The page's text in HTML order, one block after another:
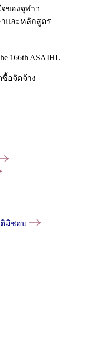
ของจุฬาฯ
และหลักสูตร
166th ASAIHL
อจัดจ้าง
มิชอบ